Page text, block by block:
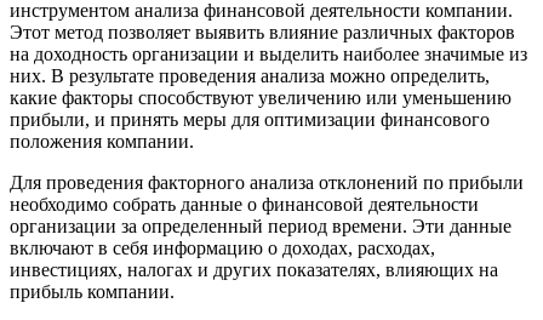
инструментом анализа финансовой деятельности компании.
Этот метод позволяет выявить влияние различных факторов
на доходность организации и выделить наиболее значимые из
них. В результате проведения анализа можно определить,
какие факторы способствуют увеличению или уменьшению
прибыли, и принять меры для оптимизации финансового
положения компании.
Для проведения факторного анализа отклонений по прибыли
необходимо собрать данные о финансовой деятельности
организации за определенный период времени. Эти данные
включают в себя информацию о доходах, расходах,
инвестициях, налогах и других показателях, влияющих на
прибыль компании.